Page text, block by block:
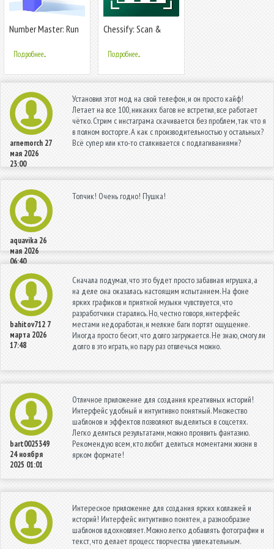
Number Master: Run
Подробнее...
Chessify: Scan &
Подробнее...
arnemorch 27
мая 2026
23:00
Установил этот мод на свой телефон, и он просто кайф!
Летает на все 100, никаких багов не встретил, все работает
чётко. Стрим с инстаграма скачивается без проблем, так что я
в полном восторге. А как с производительностью у остальных?
Всё супер или кто-то сталкивается с подлагиваниями?
aquavika 26
мая 2026
06:40
Топчик! Очень годно! Пушка!
bahitov712 7
марта 2026
17:48
Сначала подумал, что это будет просто забавная игрушка, а
на деле она оказалась настоящим испытанием. На фоне
ярких графиков и приятной музыки чувствуется, что
разработчики старались. Но, честно говоря, интерфейс
местами недоработан, и мелкие баги портят ощущение.
Иногда просто бесит, что долго загружается. Не знаю, смогу ли
долго в это играть, но пару раз отвлечься можно.
bart0025349
24 ноября
2025 01:01
Отличное приложение для создания креативных историй!
Интерфейс удобный и интуитивно понятный. Множество
шаблонов и эффектов позволяют выделиться в соцсетях.
Легко делиться результатами, можно проявить фантазию.
Рекомендую всем, кто любит делиться моментами жизни в
ярком формате!
Интересное приложение для создания ярких коллажей и
историй! Интерфейс интуитивно понятен, а разнообразие
шаблонов вдохновляет. Можно легко добавлять фотографии и
текст, что делает процесс творчества увлекательным.